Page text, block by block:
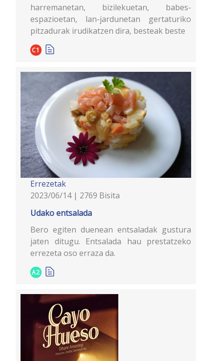
harremanetan, bizilekuetan, babes-
espazioetan, lan-jardunetan gertaturiko
pitzadurak irudikatzen dira, besteak beste
C1
Errezetak
2023/06/14 | 2769 Bisita
Udako entsalada
Bero egiten duenean entsaladak gustura
jaten ditugu. Entsalada hau prestatzeko
errezeta oso erraza da.
A2